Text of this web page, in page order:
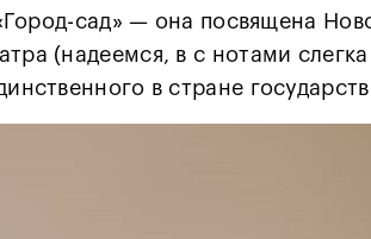
сад» — она посвящена
(надеемся, в с нотами
в стране